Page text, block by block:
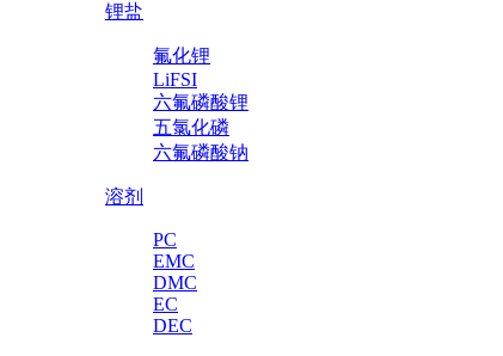
锂盐
氟化锂
LiFSI
六氟磷酸锂
五氯化磷
六氟磷酸钠
溶剂
PC
EMC
DMC
EC
DEC